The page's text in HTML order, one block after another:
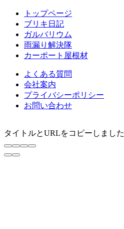
トップページ
ブリキ日記
ガルバリウム
雨漏り解決隊
カーポート屋根材
よくある質問
会社案内
プライバシーポリシー
お問い合わせ
タイトルとURLをコピーしました